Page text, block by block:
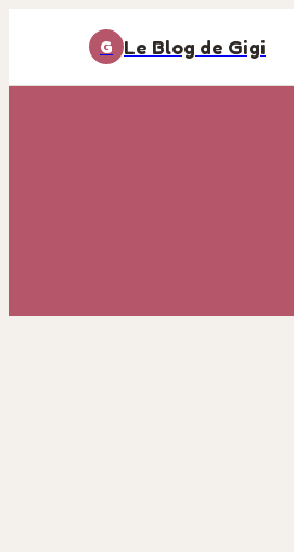
G Le Blog de Gigi